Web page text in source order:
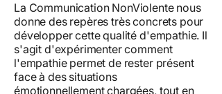
La Communication NonViolente nous
donne des repères très concrets pour
développer cette qualité d'empathie. Il
s'agit d'expérimenter comment
l'empathie permet de rester présent
face à des situations
émotionnellement chargées, tout en